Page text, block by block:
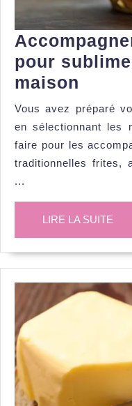
pour
maison
pour
votre
Vous avez préparé
en sélectionnant les
faire pour les
traditionnelles frites,
...
LIRE LA SUITE